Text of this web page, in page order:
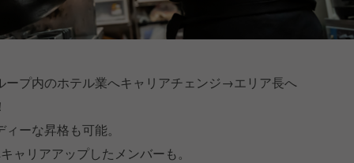
プ内のホテル業へキャリアチェンジ→エリア長へ
ーな昇格も可能。
ャリアアップしたメンバーも。